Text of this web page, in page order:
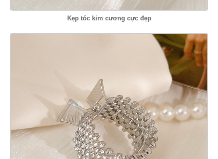
Kẹp tóc kim cương cực đẹp